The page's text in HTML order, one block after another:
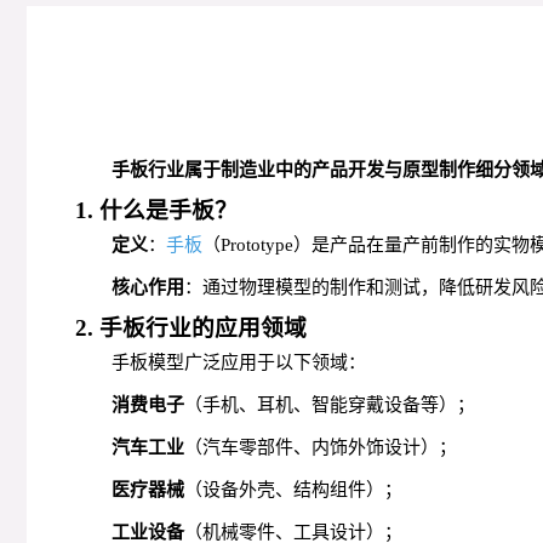
手板行业属于制造业中的产品开发与原型制作细分领
1. 什么是手板？
定义： 手板 （Prototype）是产品在量产前制作的实
核心作用 ：通过物理模型的制作和测试，降低研发风
2. 手板行业的应用领域
手板模型广泛应用于以下领域：
消费电子 （手机、耳机、智能穿戴设备等）；
汽车工业 （汽车零部件、内饰外饰设计）；
医疗器械 （设备外壳、结构组件）；
工业设备（机械零件、工具设计）；